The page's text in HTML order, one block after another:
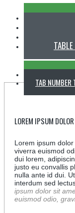
TAB NUMBER
LOREM IPSUM DOLOR
Lorem ipsum
viverra euismod
dui lorem,
justo eu convallis
nulla ante id dui.
interdum sed
ipsum dolor sit
euismod odio,